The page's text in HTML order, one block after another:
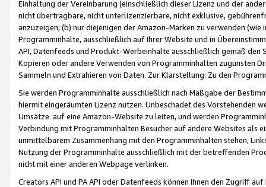
Einhaltung der Vereinbarung (einschließlich dieser Lizenz und der
nicht übertragbare, nicht unterlizenzierbare, nicht exklusive,
anzuzeigen; (b) nur diejenigen der Amazon-Marken zu verwenden
Programminhalte, ausschließlich auf Ihrer Website und in
API, Datenfeeds und Produkt-Werbeinhalte ausschließlich gemäß
Kopieren oder andere Verwenden von Programminhalten zugunsten
Sammeln und Extrahieren von Daten. Zur Klarstellung: Zu den
Sie werden Programminhalte ausschließlich nach Maßgabe der
hiermit eingeräumten Lizenz nutzen. Unbeschadet des Vorstehenden
Umsätze auf eine Amazon-Website zu leiten, und werden
Verbindung mit Programminhalten Besucher auf andere Websites als
unmittelbarem Zusammenhang mit den Programminhalten stehen,
Nutzung der Programminhalte ausschließlich mit der betreffenden
nicht mit einer anderen Webpage verlinken.
Creators API und PA API oder Datenfeeds können Ihnen den Zugriff